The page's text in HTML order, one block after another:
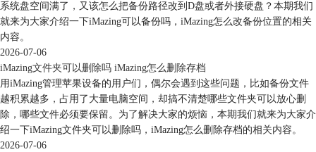
如果网络不稳定，或者旧iphone版本过旧、系统过旧等，都会造成数据传
输的失败。
如果希望采用更加安全的数据迁移方法，建议大家使用imazing的转移设
备数据功能，可实现两台设备的同时连接与数据传输。
传统的iTunes需要先连接一台设备完成备份后，再连接另一台设备恢复备
份，而imazing可连接两台设备，集中完成备份与恢复的数据迁移操作。
下面详细讲解一下操作步骤：
第一步，打开imazing软件，将旧iphone与安装imazing软件的电脑连接，
并按照指示解锁iphone完成信任操作。
系统盘空间满了，又该怎么把备份路径改到D盘或者外接硬盘？本期我们
就来为大家介绍一下iMazing可以备份吗，iMazing怎么改备份位置的相关
内容。
2026-07-06
iMazing文件夹可以删除吗 iMazing怎么删除存档
用iMazing管理苹果设备的用户们，偶尔会遇到这些问题，比如备份文件
越积累越多，占用了大量电脑空间，却搞不清楚哪些文件夹可以放心删
除，哪些文件必须要保留。为了解决大家的烦恼，本期我们就来为大家介
绍一下iMazing文件夹可以删除吗，iMazing怎么删除存档的相关内容。
2026-07-06